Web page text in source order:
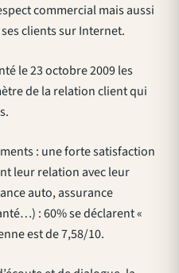
commercial mais aussi
clients sur Internet.
le 23 octobre 2009 les
de la relation client qui
: une forte satisfaction
leur relation avec leur
auto, assurance
: 60% se déclarent «
est de 7,58/10.